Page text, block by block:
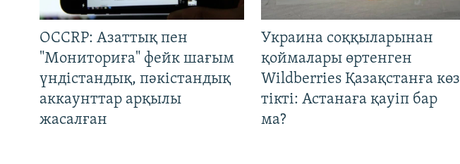
OCCRP: Азаттық пен
"Мониториға" фейк шағым
үндістандық, пәкістандық
аккаунттар арқылы
жасалған
Украина соққыларынан
қоймалары өртенген
Wildberries Қазақстанға көз
тікті: Астанаға қауіп бар
ма?